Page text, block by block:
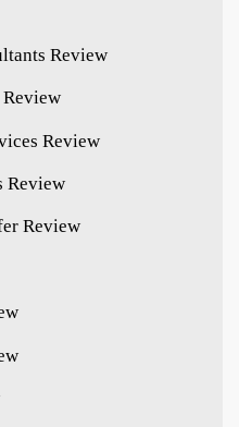
Review
Review
Review
Review
Review